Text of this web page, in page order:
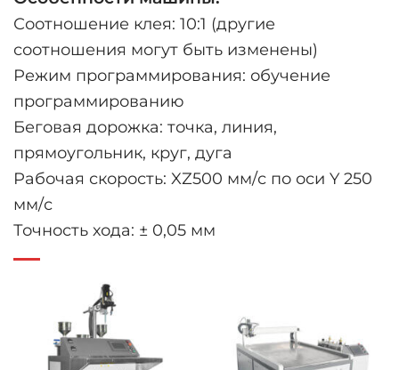
Соотношение клея: 10:1 (другие
соотношения могут быть изменены)
Режим программирования: обучение
программированию
Беговая дорожка: точка, линия,
прямоугольник, круг, дуга
Рабочая скорость: XZ500 мм/с по оси Y 250
мм/с
Точность хода: ± 0,05 мм